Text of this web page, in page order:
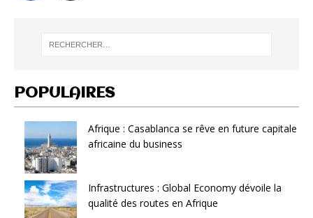
POPULAIRES
Afrique : Casablanca se rêve en future capitale
africaine du business
Infrastructures : Global Economy dévoile la
qualité des routes en Afrique